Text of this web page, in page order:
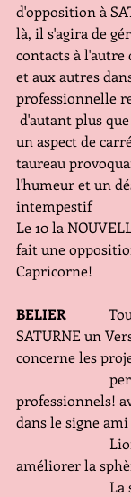
d'opposition à
là, il s'agira de
contacts à l'autre
et aux autres
professionnelle
un aspect de
taureau
l'humeur et un
intempestif
Le 10 la
fait une
Capricorne!
BELIER
SATURNE un
concerne les
professionnels!
dans le signe ami
améliorer la